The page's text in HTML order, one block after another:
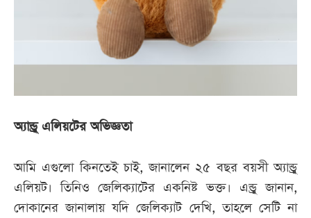
অ্যান্ড্রু এলিয়টের অভিজ্ঞতা
আমি এগুলো কিনতেই চাই, জানালেন ২৫ বছর বয়সী অ্যান্ড্রু
এলিয়ট। তিনিও জেলিক্যাটের একনিষ্ট ভক্ত। এন্ড্রু জানান,
দোকানের জানালায় যদি জেলিক্যাট দেখি, তাহলে সেটি না